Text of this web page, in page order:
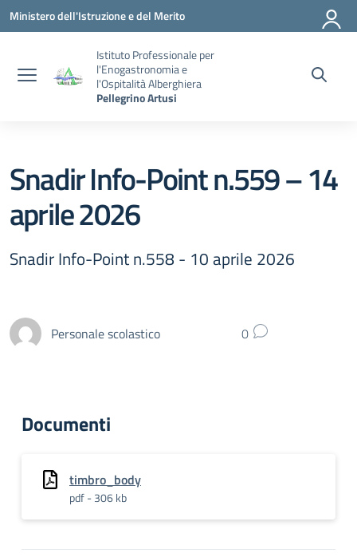
Vai ai contenuti
Vai al menu di navigazione
Vai al footer
Ministero dell'Istruzione e del Merito
Istituto Professionale per
l'Enogastronomia e
l'Ospitalità Alberghiera
Pellegrino Artusi
Snadir Info-Point n.559 – 14
aprile 2026
Snadir Info-Point n.558 - 10 aprile 2026
Personale scolastico 0
Documenti
timbro_body
pdf - 306 kb